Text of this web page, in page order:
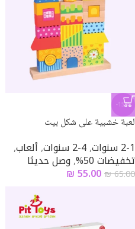
-15%
لعبة خشبية على شكل بيت
2-1 سنوات ,4-2 سنوات ,ألعاب,
تخفيضات 50% ,وصل حديثا
₪65.00
₪55.00